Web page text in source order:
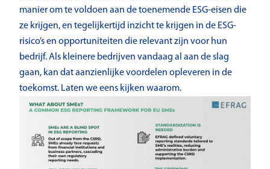
manier om te voldoen aan de toenemende ESG-eisen die
ze krijgen, en tegelijkertijd inzicht te krijgen in de ESG-
risico’s en opportuniteiten die relevant zijn voor hun
bedrijf. Als kleinere bedrijven vandaag al aan de slag
gaan, kan dat aanzienlijke voordelen opleveren in de
toekomst. Laten we eens kijken waarom.